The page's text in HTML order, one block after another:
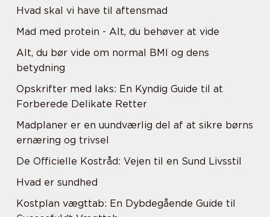
Hvad skal vi have til aftensmad
Mad med protein - Alt, du behøver at vide
Alt, du bør vide om normal BMI og dens
betydning
Opskrifter med laks: En Kyndig Guide til at
Forberede Delikate Retter
Madplaner er en uundværlig del af at sikre børns
ernæring og trivsel
De Officielle Kostråd: Vejen til en Sund Livsstil
Hvad er sundhed
Kostplan vægttab: En Dybdegående Guide til